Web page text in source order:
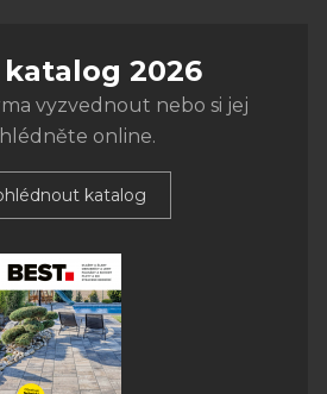
katalog 2026
vyzvednout nebo si jej
online.
katalog